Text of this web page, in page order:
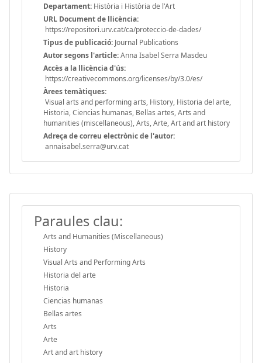
Departament: Història i Història de l'Art
URL Document de llicència:
https://repositori.urv.cat/ca/proteccio-de-dades/
Tipus de publicació: Journal Publications
Autor segons l'article:Anna Isabel Serra Masdeu
Accès a la llicència d'ús:
https://creativecommons.org/licenses/by/3.0/es/
Àrees temàtiques:
Visual arts and performing arts, History, Historia del arte,
Historia, Ciencias humanas, Bellas artes, Arts and
humanities (miscellaneous), Arts, Arte, Art and art history
Adreça de correu electrònic de l'autor:
annaisabel.serra@urv.cat
Paraules clau:
Arts and Humanities (Miscellaneous)
History
Visual Arts and Performing Arts
Historia del arte
Historia
Ciencias humanas
Bellas artes
Arts
Arte
Art and art history